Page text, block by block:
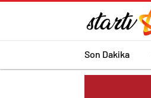
Son Dakika